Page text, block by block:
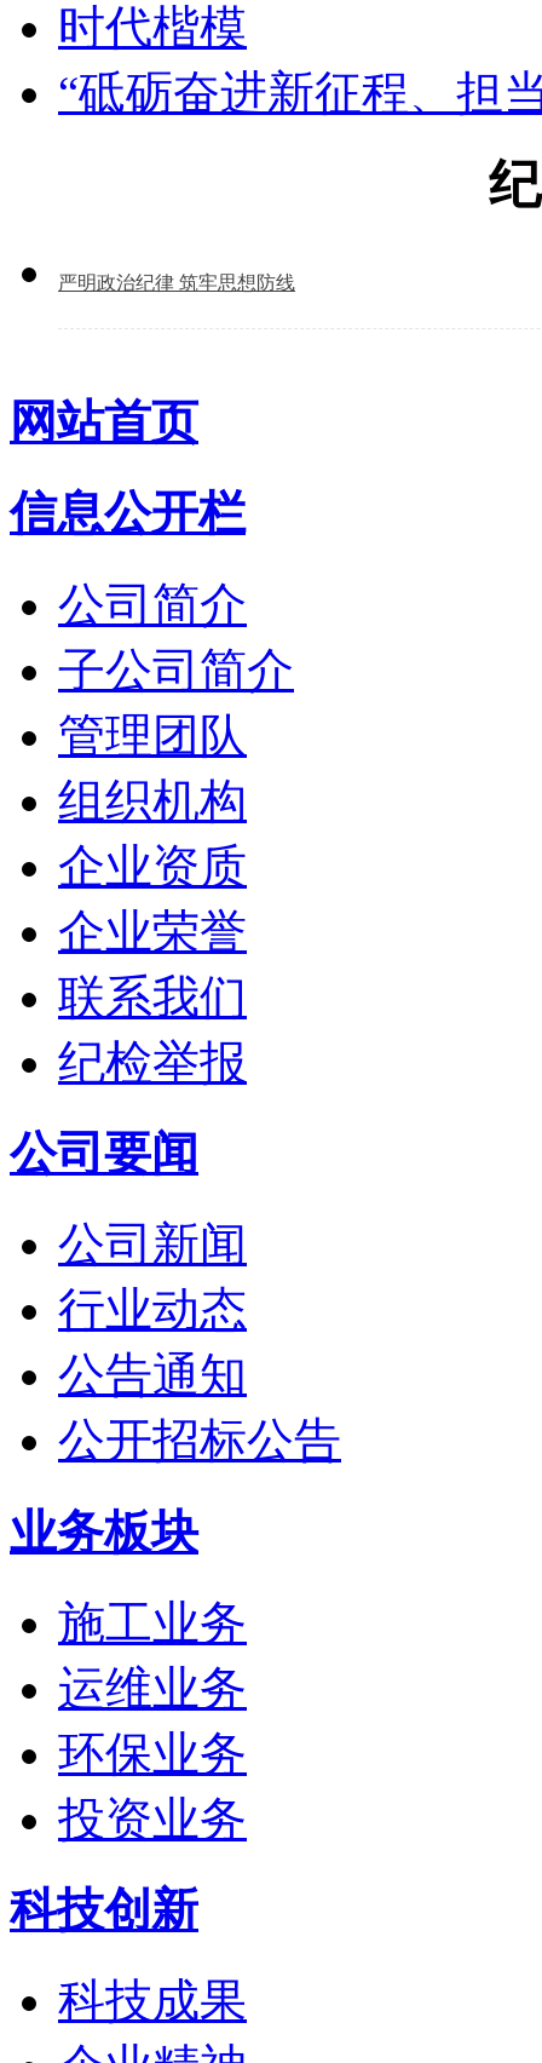
时代楷模
“砥砺奋进新征程、担
严明政治纪律 筑牢思想防线
网站首页
信息公开栏
公司简介
子公司简介
管理团队
组织机构
企业资质
企业荣誉
联系我们
纪检举报
公司要闻
公司新闻
行业动态
公告通知
公开招标公告
业务板块
施工业务
运维业务
环保业务
投资业务
科技创新
科技成果